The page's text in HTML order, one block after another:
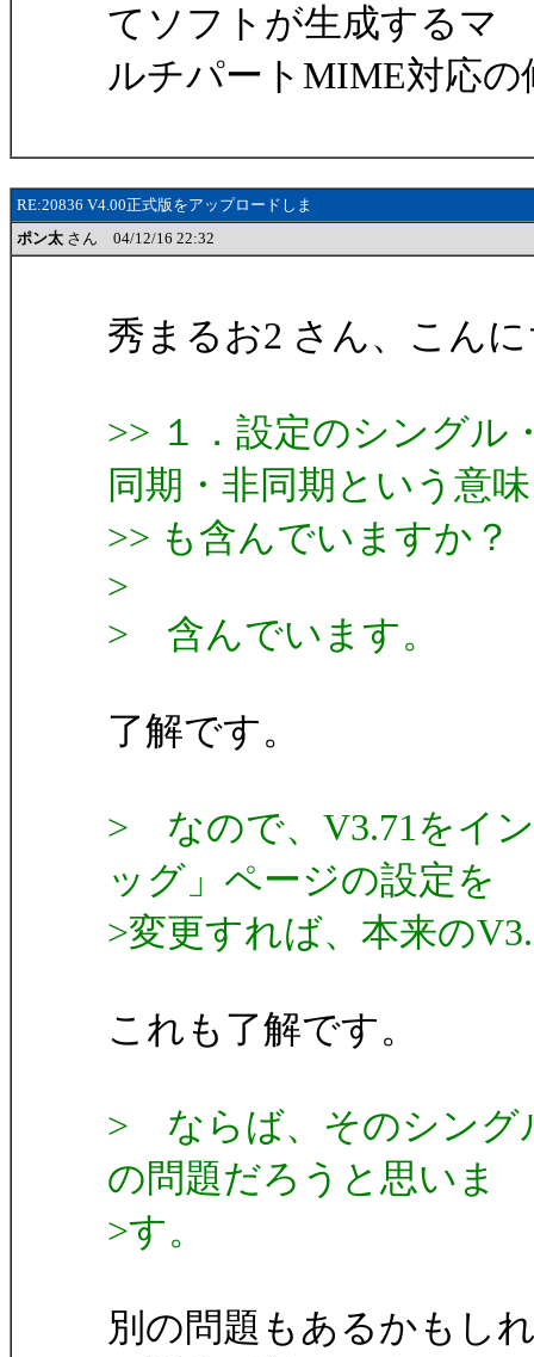
てソフトが生成するマ
ルチパートMIME対応
RE:20836 V4.00正式版をアップロードしま
ポン太 さん 04/12/16 22:32
秀まるお2 さん、こん
>> １．設定のシングル
同期・非同期という意味
>> も含んでいますか？
>
> 含んでいます。
了解です。
> なので、V3.71をイ
ッグ」ページの設定を
>変更すれば、本来の
これも了解です。
> ならば、そのシング
の問題だろうと思いま
>す。
別の問題もあるかもし